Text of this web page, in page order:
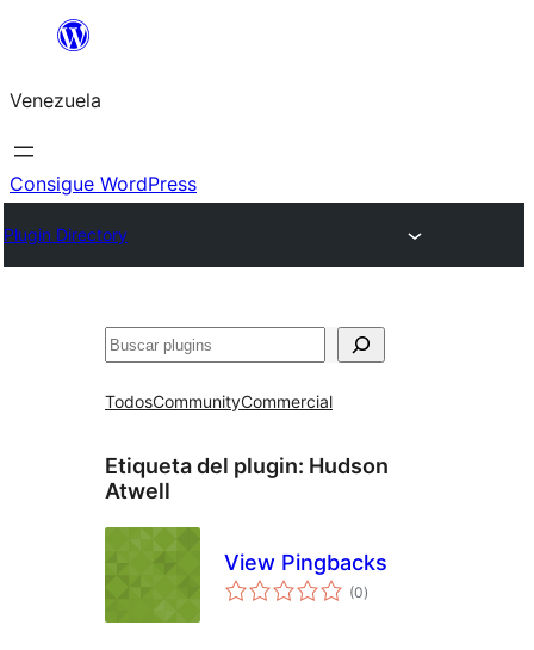
Saltar
contenido
Venezuela
Consigue WordPress
Plugin Directory
Buscar
TodosCommunityCommercial
Etiqueta del plugin: Hudson
Atwell
View Pingbacks
(0total
de
)